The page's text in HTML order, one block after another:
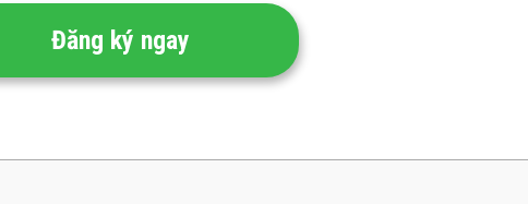
Đăng ký ngay